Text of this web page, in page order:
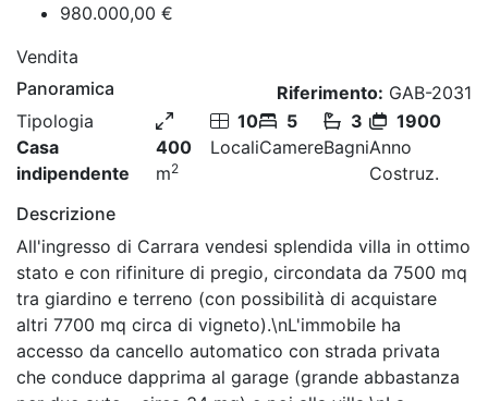
980.000,00 €
Vendita
Panoramica
Riferimento: GAB-2031
Tipologia
Casa
indipendente
400
m2
10
Locali
5
Camere
3
Bagni
1900
Anno
Costruz.
Descrizione
All'ingresso di Carrara vendesi splendida villa in ottimo
stato e con rifiniture di pregio, circondata da 7500 mq
tra giardino e terreno (con possibilità di acquistare
altri 7700 mq circa di vigneto).\nL'immobile ha
accesso da cancello automatico con strada privata
che conduce dapprima al garage (grande abbastanza